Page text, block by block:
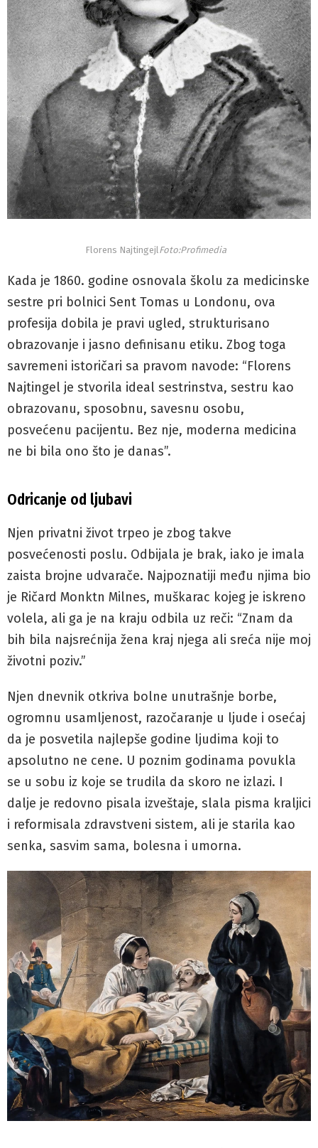
Florens Najtingejl Foto:Profimedia
Kada je 1860. godine osnovala školu za medicinske
sestre pri bolnici Sent Tomas u Londonu, ova
profesija dobila je pravi ugled, strukturisano
obrazovanje i jasno definisanu etiku. Zbog toga
savremeni istoričari sa pravom navode: “Florens
Najtingel je stvorila ideal sestrinstva, sestru kao
obrazovanu, sposobnu, savesnu osobu,
posvećenu pacijentu. Bez nje, moderna medicina
ne bi bila ono što je danas”.
Odricanje od ljubavi
Njen privatni život trpeo je zbog takve
posvećenosti poslu. Odbijala je brak, iako je imala
zaista brojne udvarače. Najpoznatiji među njima bio
je Ričard Monktn Milnes, muškarac kojeg je iskreno
volela, ali ga je na kraju odbila uz reči: “Znam da
bih bila najsrećnija žena kraj njega ali sreća nije moj
životni poziv.”
Njen dnevnik otkriva bolne unutrašnje borbe,
ogromnu usamljenost, razočaranje u ljude i osećaj
da je posvetila najlepše godine ljudima koji to
apsolutno ne cene. U poznim godinama povukla
se u sobu iz koje se trudila da skoro ne izlazi. I
dalje je redovno pisala izveštaje, slala pisma kraljici
i reformisala zdravstveni sistem, ali je starila kao
senka, sasvim sama, bolesna i umorna.